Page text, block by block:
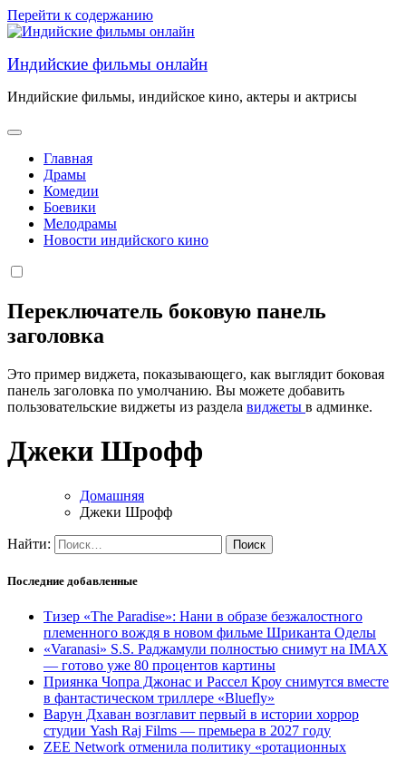
Перейти к содержанию
Индийские фильмы онлайн
Индийские фильмы, индийское кино, актеры и актрисы
Главная
Драмы
Комедии
Боевики
Мелодрамы
Новости индийского кино
Переключатель боковую панель
заголовка
Это пример виджета, показывающего, как выглядит боковая
панель заголовка по умолчанию. Вы можете добавить
пользовательские виджеты из раздела виджеты в админке.
Джеки Шрофф
Домашняя
Джеки Шрофф
Найти:
Последние добавленные
Тизер «The Paradise»: Нани в образе безжалостного
племенного вождя в новом фильме Шриканта Оделы
«Varanasi» S.S. Раджамули полностью снимут на IMAX
— готово уже 80 процентов картины
Приянка Чопра Джонас и Рассел Кроу снимутся вместе
в фантастическом триллере «Bluefly»
Варун Дхаван возглавит первый в истории хоррор
студии Yash Raj Films — премьера в 2027 году
ZEE Network отменила политику «ротационных